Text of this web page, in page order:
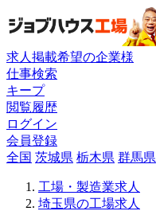
求人掲載希望の企業様
仕事検索
キープ
閲覧履歴
ログイン
会員登録
全国 茨城県 栃木県 群馬県
工場・製造業求人
埼玉県の工場求人